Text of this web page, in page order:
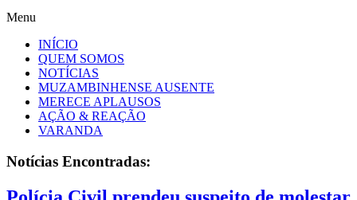
Menu
INÍCIO
QUEM SOMOS
NOTÍCIAS
MUZAMBINHENSE AUSENTE
MERECE APLAUSOS
AÇÃO & REAÇÃO
VARANDA
Notícias Encontradas: